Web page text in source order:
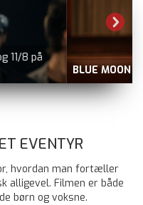
EVENTYR
hvordan man fortæller
alligevel. Filmen er både
børn og voksne.